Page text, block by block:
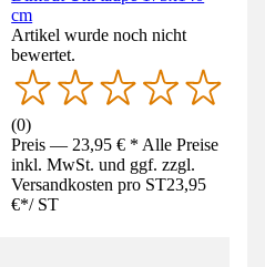
cm
Artikel wurde noch nicht
bewertet.
(0)
Preis — 23,95 € * Alle Preise
inkl. MwSt. und ggf. zzgl.
Versandkosten pro ST23,95
€*/ ST